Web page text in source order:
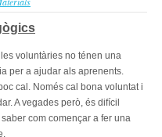
voluntàries no ténen una
per a ajudar als aprenents.
cal. Només cal bona voluntat i
A vegades però, és difícil
com començar a fer una